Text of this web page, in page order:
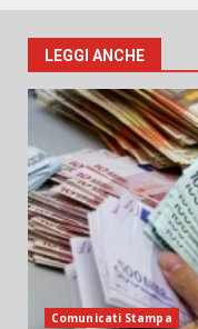
LEGGI ANCHE
Comunicati Stampa